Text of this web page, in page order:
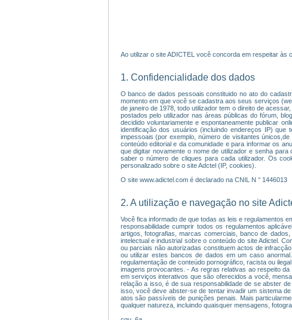
Ao utilizar o site ADICTEL você concorda em respeitar às
1. Confidencialidade dos dados
O banco de dados pessoais constituido no ato do
momento em que você se cadastra aos seus serviços
de janeiro de 1978, todo utilizador tem o direito de
postados pelo utilizador nas áreas públicas do fórum,
decidido voluntariamente e espontaneamente publicar
identificação dos usuários (incluindo endereços IP)
impessoais (por exemplo, número de visitantes
conteúdo editorial e da comunidade e para informar os
que digitar novamente o nome de utilizador e senha
saber o número de cliques para cada utilizador. Os
personalizado sobre o site Adctel (IP, cookies).
O site www.adictel.com é declarado na CNIL N ° 1446013
2. A utilização e navegação no site
Você fica informado de que todas as leis e regulamentos
responsabilidade cumprir todos os regulamentos
artigos, fotografias, marcas comerciais, banco de
intelectual e industrial sobre o conteúdo do site Adictel.
ou parciais não autorizadas constituem actos de
ou utilizar estes bancos de dados em um caso
regulamentação de conteúdo pornográfico, racista ou
imagens provocantes. - As regras relativas ao respeito
em serviços interativos que são oferecidos a você,
relação a isso, é de sua responsabilidade de se abster
isso, você deve abster-se de tentar invadir um sistema
atos são passíveis de punições penais. Mais
qualquer natureza, incluindo quaisquer mensagens,